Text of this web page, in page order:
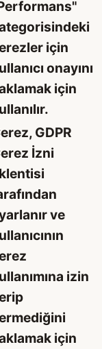
için
onayını
için
GDPR
İzni
ve
izin
için